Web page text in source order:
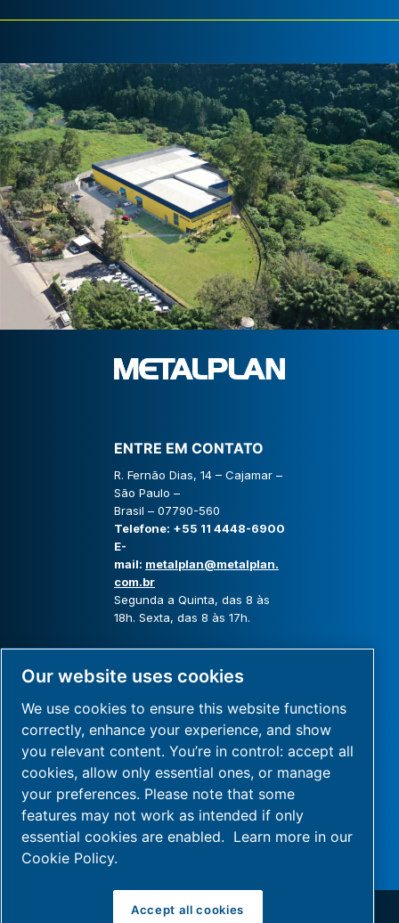
ENTRE EM CONTATO
R. Fernão Dias, 14 – Cajamar –
São Paulo –
Brasil – 07790-560
Telefone: +55 11 4448-6900
E-
mail: metalplan@metalplan.
com.br
Segunda a Quinta, das 8 às
18h. Sexta, das 8 às 17h.
REDES SOCIAIS
Facebook Instagram
Youtube
Our website uses cookies
We use cookies to ensure this website functions
correctly, enhance your experience, and show
you relevant content. You’re in control: accept all
cookies, allow only essential ones, or manage
your preferences. Please note that some
features may not work as intended if only
essential cookies are enabled. Learn more in our
Cookie Policy.
Accept all cookies